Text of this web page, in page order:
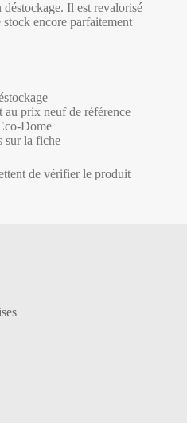
Il est revalorisé
encore parfaitement
prix neuf de référence
Dome
sur la fiche
de vérifier le produit